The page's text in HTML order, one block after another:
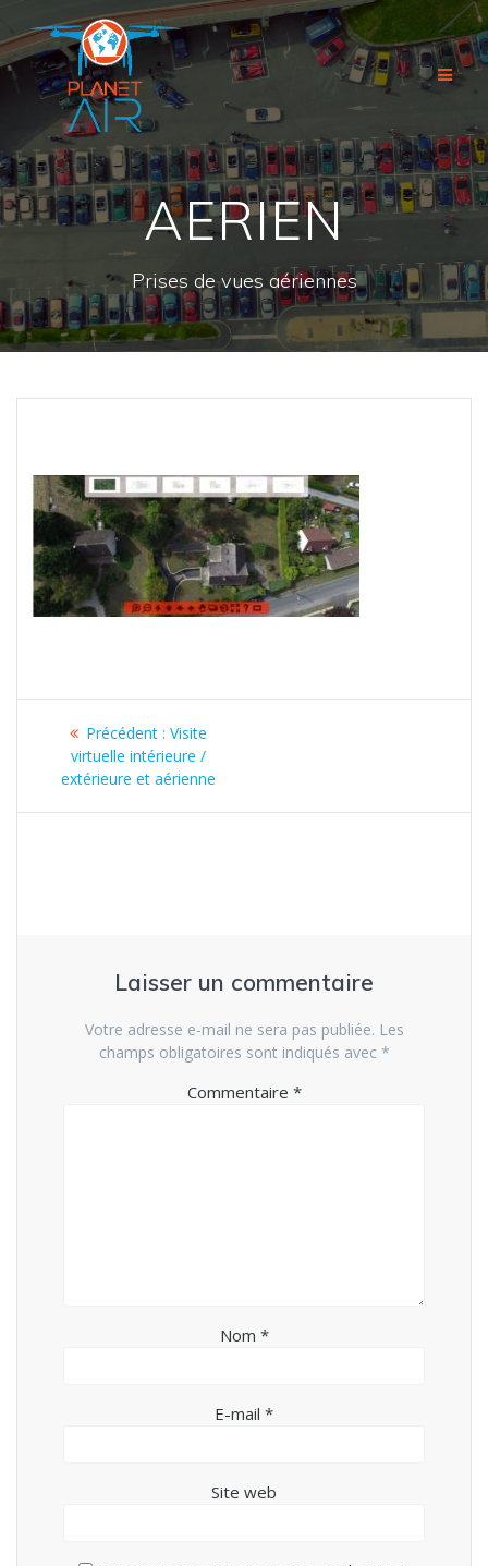
Passer
au
contenu
AERIEN
Prises de vues aériennes
Navigation
l’article
Précédent : Article
précédent
:
Visite
virtuelle intérieure /
extérieure et aérienne
Laisser un commentaire
Votre adresse e-mail ne sera pas publiée. Les
champs obligatoires sont indiqués avec *
Commentaire *
Nom *
E-mail *
Site web